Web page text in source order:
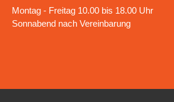
Montag - Freitag 10.00 bis 18.00 Uhr
Sonnabend nach Vereinbarung